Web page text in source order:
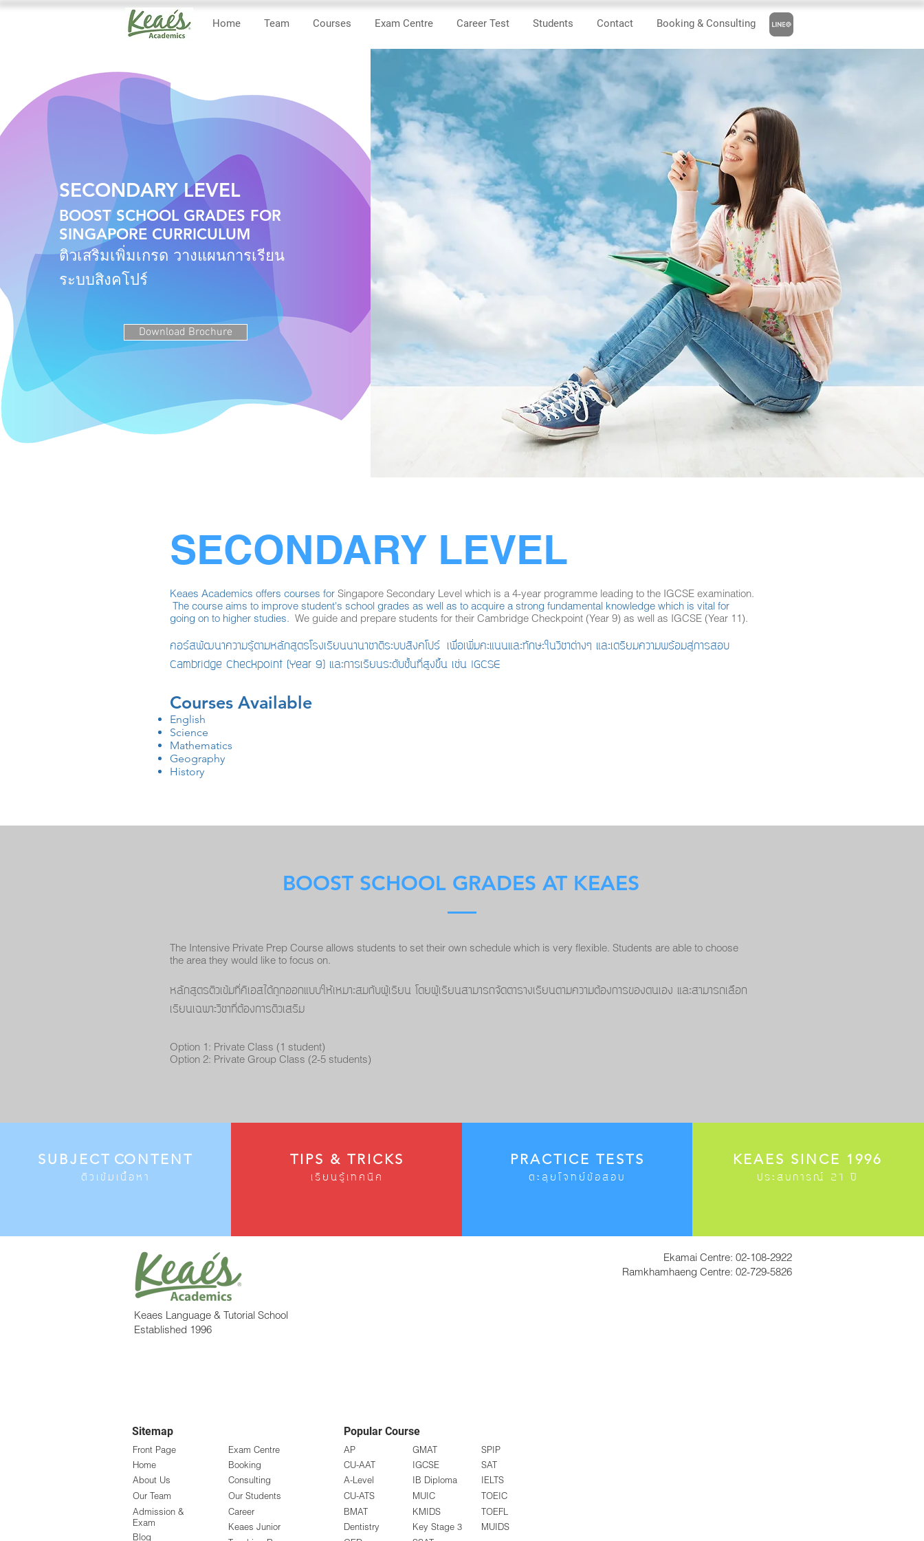
Home Team Courses Exam Centre Career Test Students Contact Booking & Consulting
SECONDARY LEVEL
BOOST SCHOOL GRADES FOR
SINGAPORE CURRICULUM
ติวเสริมเพิ่มเกรด วางแผนการเรียน
ระบบสิงคโปร์
Download Brochure
SECONDARY LEVEL
Keaes Academics offers courses for Singapore Secondary Level which is a 4-year programme leading to the IGCSE examination.​
The course aims to improve student's school grades as well as to acquire a strong fundamental knowledge which is vital for
going on to higher studies. We guide and prepare students for their Cambridge Checkpoint (Year 9) as well as IGCSE (Year 11).
คอร์สพัฒนาความรู้ตามหลักสูตรโรงเรียนนานาชาติระบบสิงคโปร์ เพื่อเพิ่มคะแนนและทักษะในวิชาต่างๆ และเตรียมความพร้อมสู่การสอบ
Cambridge Checkpoint (Year 9) และการเรียนระดับชั้นที่สูงขึ้น เช่น IGCSE
Courses Available
English
Science
Mathematics
Geography
History
BOOST SCHOOL GRADES AT KEAES
The Intensive Private Prep Course allows students to set their own schedule which is very flexible. Students are able to choose
the area they would like to focus on.
หลักสูตรติวเข้มที่คีเอสได้ถูกออกแบบให้เหมาะสมกับผู้เรียน โดยผู้เรียนสามารถจัดตารางเรียนตามความต้องการของตนเอง และสามารถเลือก
เรียนเฉพาะวิชาที่ต้องการติวเสริม
Option 1: Private Class (1 student)
Option 2: Private Group Class (2-5 students)
SUBJECT CONTENT
ติวเข้มเนื้อหา
TIPS & TRICKS
เรียนรู้เทคนิค
PRACTICE TESTS
ตะลุยโจทย์ข้อสอบ
KEAES SINCE 1996
ประสบการณ์ 21 ปี
Keaes Language & Tutorial School
Established 1996
Sitemap
Front Page
Home
About Us
Our Team
Admission &
Exam
Blog
Exam Centre
Booking
Consulting
Our Students
Career
Keaes Junior
Popular Course
AP GMAT
SPIP
CU-AAT
IGCSE
SAT
A-Level
IB Diploma
IELTS
CU-ATS
MUIC
TOEIC
BMAT
KMIDS
TOEFL
Dentistry
Key Stage 3
MUIDS
Ekamai Centre: 02-108-2922
Ramkhamhaeng Centre: 02-729-5826